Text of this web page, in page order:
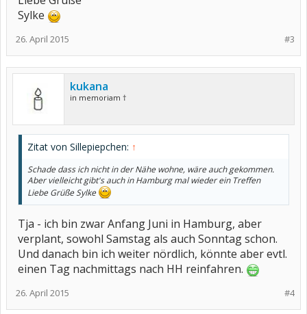
Sylke
#3
26. April 2015
kukana
in memoriam †
Zitat von Sillepiepchen: ↑
Schade dass ich nicht in der Nähe wohne, wäre auch gekommen.
Aber vielleicht gibt's auch in Hamburg mal wieder ein Treffen
Liebe Grüße Sylke
Tja - ich bin zwar Anfang Juni in Hamburg, aber
verplant, sowohl Samstag als auch Sonntag schon.
Und danach bin ich weiter nördlich, könnte aber evtl.
einen Tag nachmittags nach HH reinfahren.
#4
26. April 2015